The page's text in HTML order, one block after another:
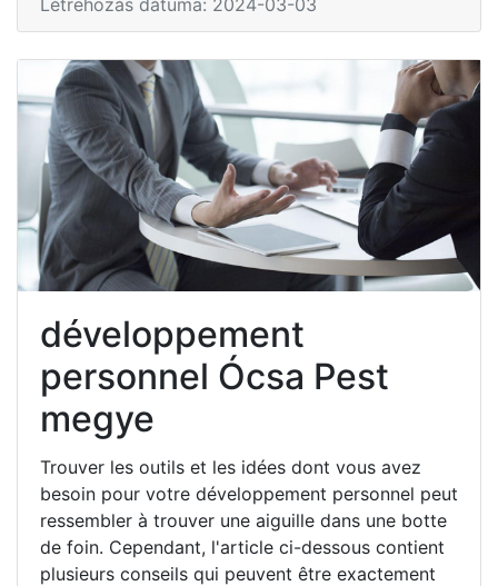
développement
personnel Ócsa Pest
megye
Trouver les outils et les idées dont vous avez
besoin pour votre développement personnel peut
ressembler à trouver une aiguille dans une botte
de foin. Cependant, l'article ci-dessous contient
plusieurs conseils qui peuvent être exactement